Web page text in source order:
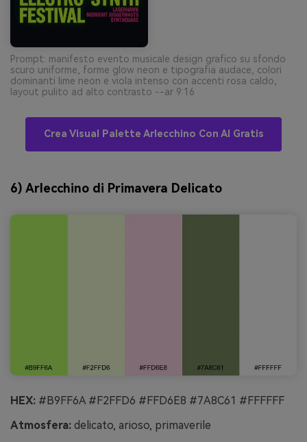
Prompt: manifesto evento musicale design grafico su sfondo
scuro uniforme, forme glow neon e tipografia audace, colori
dominanti lime neon e viola intenso con accenti rosa caldo,
layout pulito ad alto contrasto --ar 9:16
Crea Visual Palette Arlecchino Con AI Gratis
6) Arlecchino di Primavera Delicato
HEX: #B9FF6A #F2FFD6 #FFD6E8 #7A8C61 #FFFFFF
Atmosfera: delicato, arioso, primaverile